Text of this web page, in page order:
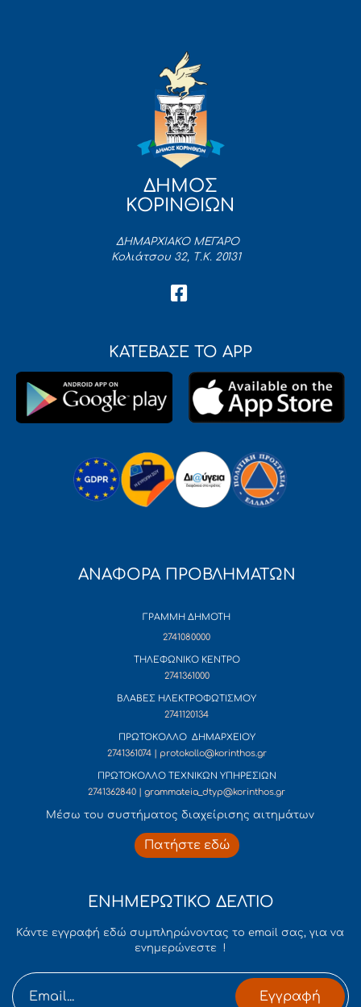
ΔΗΜΟΣ
ΚΟΡΙΝΘΙΩΝ
ΔΗΜΑΡΧΙΑΚΟ ΜΕΓΑΡΟ
Κολιάτσου 32, Τ.Κ. 20131
ΚΑΤΕΒΑΣΕ ΤΟ APP
ΑΝΑΦΟΡΑ ΠΡΟΒΛΗΜΑΤΩΝ
ΓΡΑΜΜΗ ΔΗΜΟΤΗ
2741080000
ΤΗΛΕΦΩΝΙΚΟ ΚΕΝΤΡΟ
2741361000
ΒΛΑΒΕΣ ΗΛΕΚΤΡΟΦΩΤΙΣΜΟΥ
2741120134
ΠΡΩΤΟΚΟΛΛΟ ΔΗΜΑΡΧΕΙΟΥ
2741361074 | protokollo@korinthos.gr
ΠΡΩΤΟΚΟΛΛΟ ΤΕΧΝΙΚΩΝ ΥΠΗΡΕΣΙΩΝ
2741362840 | grammateia_dtyp@korinthos.gr
Mέσω του συστήματος διαχείρισης αιτημάτων
Πατήστε εδώ
ΕΝΗΜΕΡΩΤΙΚΟ ΔΕΛΤΙΟ
Κάντε εγγραφή εδώ συμπληρώνοντας το email σας, για να
ενημερώνεστε !
Εγγραφή